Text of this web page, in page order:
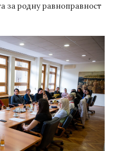
за родну равноправност